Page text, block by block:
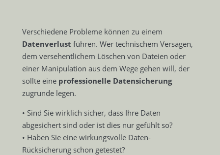
Verschiedene Probleme können zu einem
Datenverlust führen. Wer technischem Versagen,
dem versehentlichem Löschen von Dateien oder
einer Manipulation aus dem Wege gehen will, der
sollte eine professionelle Datensicherung
zugrunde legen.
• Sind Sie wirklich sicher, dass Ihre Daten
abgesichert sind oder ist dies nur gefühlt so?
• Haben Sie eine wirkungsvolle Daten-
Rücksicherung schon getestet?